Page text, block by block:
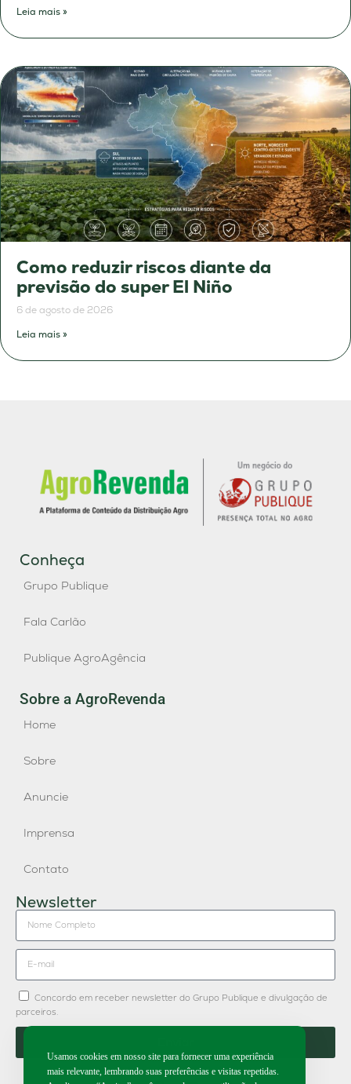
Leia mais »
Como reduzir riscos diante da
previsão do super El Niño
6 de agosto de 2026
Leia mais »
Conheça
Grupo Publique
Fala Carlão
Publique AgroAgência
Sobre a AgroRevenda
Home
Sobre
Anuncie
Imprensa
Contato
Newsletter
Concordo em receber newsletter do Grupo Publique e divulgação de
parceiros.
Usamos cookies em nosso site para fornecer uma experiência
mais relevante, lembrando suas preferências e visitas repetidas.